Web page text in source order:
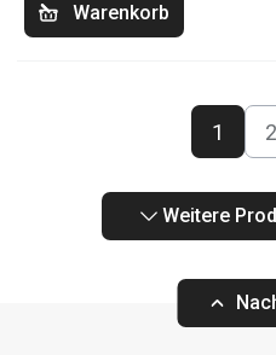
Warenkorb
1 2
Weitere